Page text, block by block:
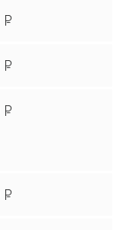
P
P
P
P